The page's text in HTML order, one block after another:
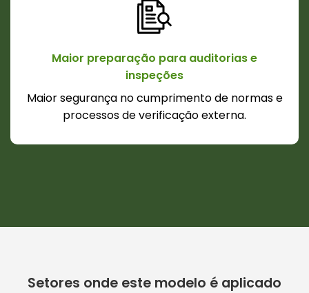
Maior preparação para auditorias e
inspeções
Maior segurança no cumprimento de normas e
processos de verificação externa.
Setores onde este modelo é aplicado